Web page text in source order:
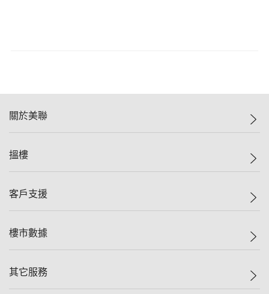
關於美聯
美聯集團
人才招募
搵樓
一手新盤
減價
美聯豪宅
獨家樓盤
客戶支援
自助放盤
查詢熱線
樓市數據
樓價指數
其它服務